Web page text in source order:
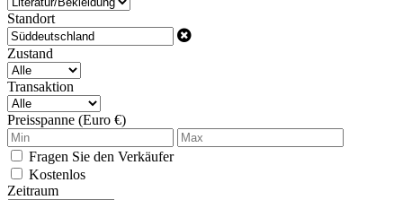
Standort
Zustand
Transaktion
Preisspanne (Euro €)
Fragen Sie den Verkäufer
Kostenlos
Zeitraum